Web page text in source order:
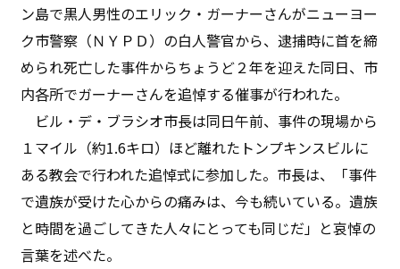
ン島で黒人男性のエリック・ガーナーさんがニューヨー
ク市警察（ＮＹＰＤ）の白人警官から、逮捕時に首を締
められ死亡した事件からちょうど２年を迎えた同日、市
内各所でガーナーさんを追悼する催事が行われた。
ビル・デ・ブラシオ市長は同日午前、事件の現場から
１マイル（約1.6キロ）ほど離れたトンプキンスビルに
ある教会で行われた追悼式に参加した。市長は、「事件
で遺族が受けた心からの痛みは、今も続いている。遺族
と時間を過ごしてきた人々にとっても同じだ」と哀悼の
言葉を述べた。